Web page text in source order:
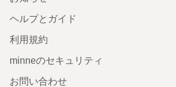
ヘルプとガイド
利用規約
minneのセキュリティ
お問い合わせ